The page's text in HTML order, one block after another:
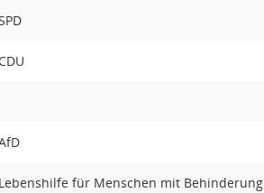
für Menschen mit Behinderung